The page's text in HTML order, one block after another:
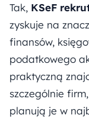
Tak, KSeF
zyskuje na
finansów,
podatkowego
praktyczną
szczególnie
planują je w